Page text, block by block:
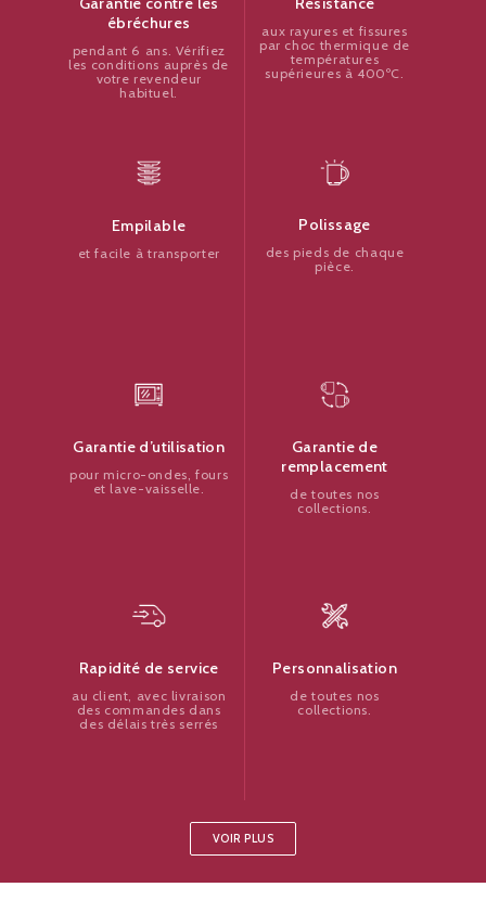
ébréchures
pendant 6 ans. Vérifiez
les conditions auprès de
votre revendeur
habituel.
aux rayures et fissures
par choc thermique de
températures
supérieures à 400ºC.
Empilable
et facile à transporter
Polissage
des pieds de chaque
pièce.
Garantie d’utilisation
pour micro-ondes, fours
et lave-vaisselle.
Garantie de
remplacement
de toutes nos
collections.
Rapidité de service
au client, avec livraison
des commandes dans
des délais très serrés
Personnalisation
de toutes nos
collections.
VOIR PLUS